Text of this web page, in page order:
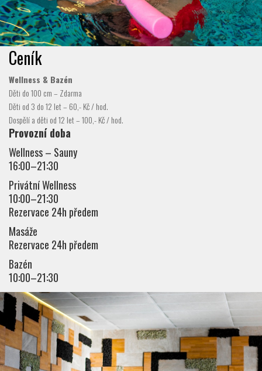
Ceník
Wellness & Bazén
Děti do 100 cm – Zdarma
Děti od 3 do 12 let – 60,- Kč / hod.
Dospělí a děti od 12 let – 100,- Kč / hod.
Provozní doba
Wellness – Sauny
16:00–21:30
Privátní Wellness
10:00–21:30
Rezervace 24h předem
Masáže
Rezervace 24h předem
Bazén
10:00–21:30